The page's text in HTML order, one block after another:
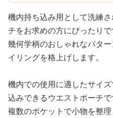
機内持ち込み用として洗練
チをお求めの方にぴったりで
幾何学柄のおしゃれなパタ
イリングを格上げします。
機内での使用に適したサイ
込みできるウエストポーチで
複数のポケットで小物を整